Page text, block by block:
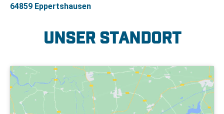
64859 Eppertshausen
unser Standort